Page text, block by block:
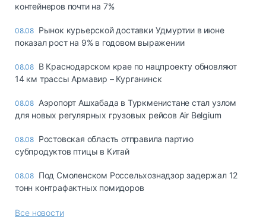
контейнеров почти на 7%
08.08 Рынок курьерской доставки Удмуртии в июне
показал рост на 9% в годовом выражении
08.08 В Краснодарском крае по нацпроекту обновляют
14 км трассы Армавир – Курганинск
08.08 Аэропорт Ашхабада в Туркменистане стал узлом
для новых регулярных грузовых рейсов Air Belgium
08.08 Ростовская область отправила партию
субпродуктов птицы в Китай
08.08 Под Смоленском Россельхознадзор задержал 12
тонн контрафактных помидоров
Все новости